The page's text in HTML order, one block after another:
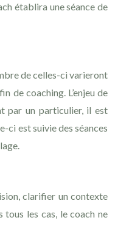
établira une séance de
de celles-ci varieront
de coaching. L’enjeu de
par un particulier, il est
ci est suivie des séances
clarifier un contexte
tous les cas, le coach ne